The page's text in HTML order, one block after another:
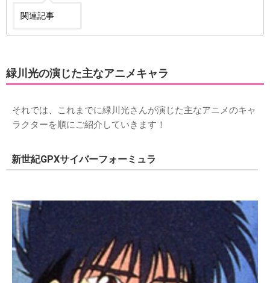
関連記事
緑川光の演じた主なアニメキャラ
それでは、これまでに緑川光さんが演じた主なアニメのキャ
ラクターを順にご紹介していきます！
新世紀GPXサイバーフォーミュラ